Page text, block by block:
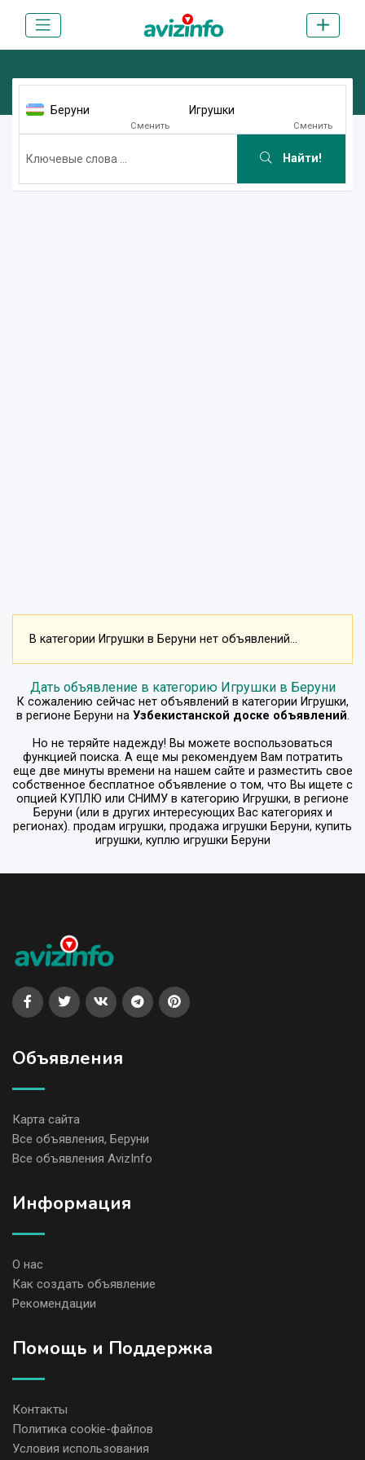
Беруни
Сменить
Игрушки
Сменить
Найти!
В категории Игрушки в Беруни нет объявлений...
Дать объявление в категорию Игрушки в Беруни
К сожалению сейчас нет объявлений в категории Игрушки,
в регионе Беруни на Узбекистанской доске объявлений.
Но не теряйте надежду! Вы можете воспользоваться
функцией поиска. А еще мы рекомендуем Вам потратить
еще две минуты времени на нашем сайте и разместить свое
собственное бесплатное объявление о том, что Вы ищете с
опцией КУПЛЮ или СНИМУ в категорию Игрушки, в регионе
Беруни (или в других интересующих Вас категориях и
регионах). продам игрушки, продажа игрушки Беруни, купить
игрушки, куплю игрушки Беруни
Объявления
Карта сайта
Все объявления, Беруни
Все объявления AvizInfo
Информация
О нас
Как создать объявление
Рекомендации
Помощь и Поддержка
Контакты
Политика cookie-файлов
Условия использования